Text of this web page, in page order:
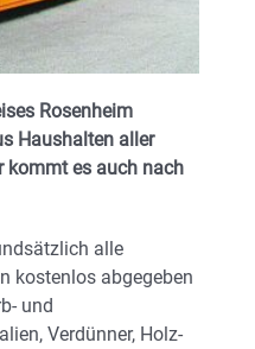
Rosenheim
Haushalten aller
kommt es auch nach
alle
kostenlos abgegeben
und
Verdünner, Holz-